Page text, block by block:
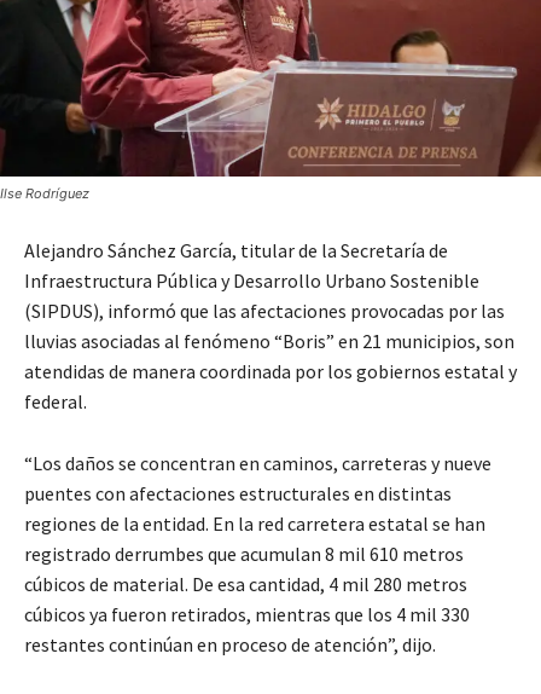
Ilse Rodríguez
Alejandro Sánchez García, titular de la Secretaría de
Infraestructura Pública y Desarrollo Urbano Sostenible
(SIPDUS), informó que las afectaciones provocadas por las
lluvias asociadas al fenómeno “Boris” en 21 municipios, son
atendidas de manera coordinada por los gobiernos estatal y
federal.
“Los daños se concentran en caminos, carreteras y nueve
puentes con afectaciones estructurales en distintas
regiones de la entidad. En la red carretera estatal se han
registrado derrumbes que acumulan 8 mil 610 metros
cúbicos de material. De esa cantidad, 4 mil 280 metros
cúbicos ya fueron retirados, mientras que los 4 mil 330
restantes continúan en proceso de atención”, dijo.